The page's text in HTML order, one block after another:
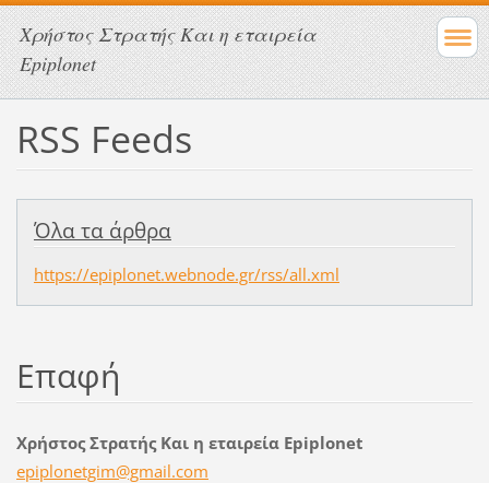
Χρήστος Στρατής Και η εταιρεία
Epiplonet
RSS Feeds
Όλα τα άρθρα
https://epiplonet.webnode.gr/rss/all.xml
Επαφή
Χρήστος Στρατής Και η εταιρεία Epiplonet
epiplonetgim@gmail.com